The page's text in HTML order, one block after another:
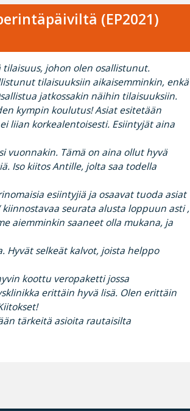
(EP2021)
johon olen osallistunut.
tilaisuuksiin aikaisemminkin, enkä
jatkossakin näihin tilaisuuksiin.
kympin koulutus! Asiat esitetään
liian korkealentoisesti. Esiintyjät aina
vuonnakin. Tämä on aina ollut hyvä
Iso kiitos Antille, jolta saa todella
esiintyjiä ja osaavat tuoda asiat
seurata alusta loppuun asti ,
aiemminkin saaneet olla mukana, ja
Hyvät selkeät kalvot, joista helppo
koottu veropaketti jossa
erittäin hyvä lisä. Olen erittäin
tärkeitä asioita rautaisilta